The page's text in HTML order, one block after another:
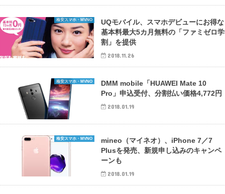
格安スマホ・MVNO
UQモバイル、スマホデビューにお得な
基本料最大5カ月無料の「ファミゼロ学
割」を提供
2018.11.26
格安スマホ・MVNO
DMM mobile「HUAWEI Mate 10
Pro」申込受付、分割払い価格4,772円
2018.01.19
格安スマホ・MVNO
mineo（マイネオ）、iPhone 7／7
Plusを発売、新規申し込みのキャンペ
ーンも
2018.01.19